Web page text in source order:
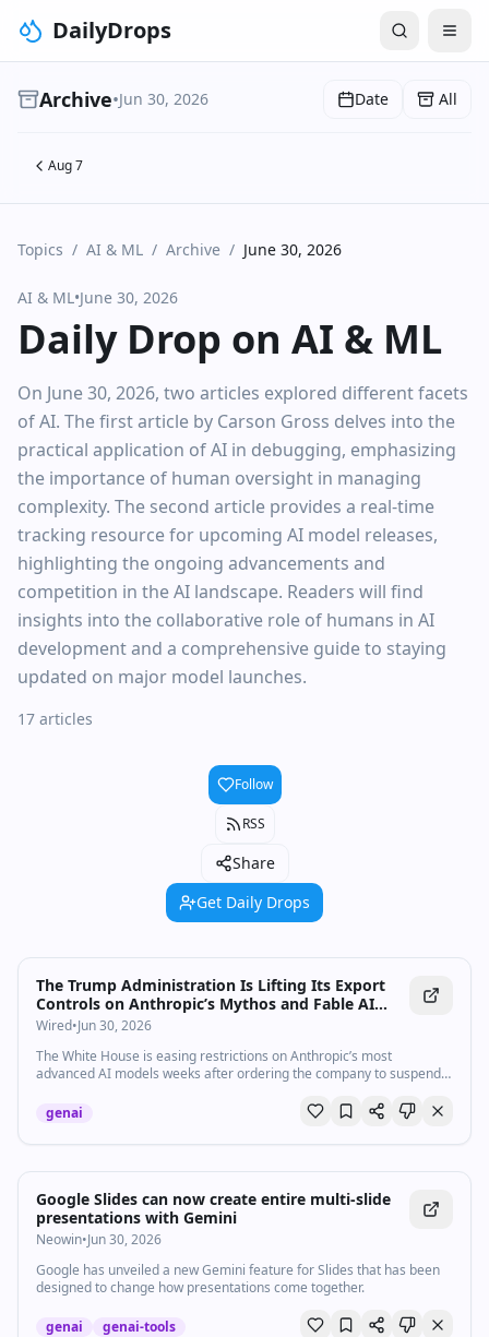
DailyDrops
Archive•Jun 30, 2026 Date All
Aug 7
Topics / AI & ML / Archive / June 30, 2026
AI & ML•June 30, 2026
Daily Drop on AI & ML
On June 30, 2026, two articles explored different facets
of AI. The first article by Carson Gross delves into the
practical application of AI in debugging, emphasizing
the importance of human oversight in managing
complexity. The second article provides a real-time
tracking resource for upcoming AI model releases,
highlighting the ongoing advancements and
competition in the AI landscape. Readers will find
insights into the collaborative role of humans in AI
development and a comprehensive guide to staying
updated on major model launches.
17 articles
Follow
RSS
Share
Get Daily Drops
The Trump Administration Is Lifting Its Export
Controls on Anthropic’s Mythos and Fable AI
Models
Wired•Jun 30, 2026
The White House is easing restrictions on Anthropic’s most
advanced AI models weeks after ordering the company to suspend
genai
Google Slides can now create entire multi-slide
presentations with Gemini
Neowin•Jun 30, 2026
Google has unveiled a new Gemini feature for Slides that has been
designed to change how presentations come together.
genai genai-tools